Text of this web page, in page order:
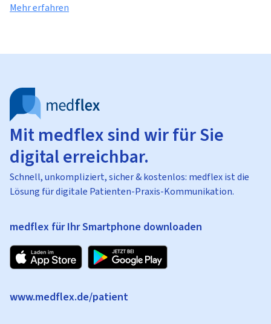
Mehr erfahren
Mit medflex sind wir für Sie
digital erreichbar.
Schnell, unkompliziert, sicher & kostenlos: medflex ist die
Lösung für digitale Patienten-Praxis-Kommunikation.
medflex für Ihr Smartphone downloaden
www.medflex.de/patient